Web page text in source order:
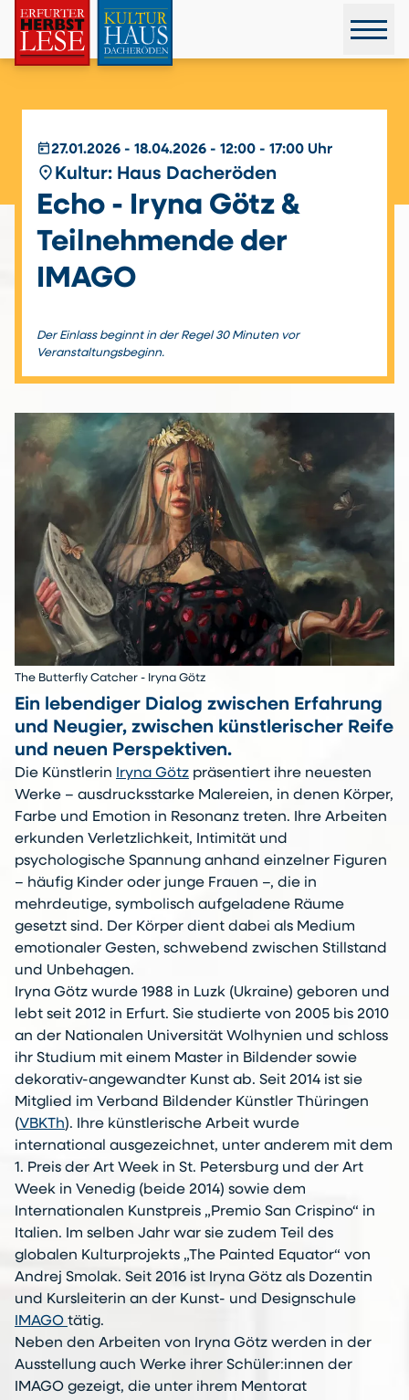
today27.01.2026 - 18.04.2026 - 12:00 - 17:00 Uhr
place Kultur: Haus Dacheröden
Echo - Iryna Götz &
Teilnehmende der
IMAGO
Der Einlass beginnt in der Regel 30 Minuten vor
Veranstaltungsbeginn.
The Butterfly Catcher - Iryna Götz
Ein lebendiger Dialog zwischen Erfahrung
und Neugier, zwischen künstlerischer Reife
und neuen Perspektiven.
Die Künstlerin Iryna Götz präsentiert ihre neuesten
Werke – ausdrucksstarke Malereien, in denen Körper,
Farbe und Emotion in Resonanz treten. Ihre Arbeiten
erkunden Verletzlichkeit, Intimität und
psychologische Spannung anhand einzelner Figuren
– häufig Kinder oder junge Frauen –, die in
mehrdeutige, symbolisch aufgeladene Räume
gesetzt sind. Der Körper dient dabei als Medium
emotionaler Gesten, schwebend zwischen Stillstand
und Unbehagen.
Iryna Götz wurde 1988 in Luzk (Ukraine) geboren und
lebt seit 2012 in Erfurt. Sie studierte von 2005 bis 2010
an der Nationalen Universität Wolhynien und schloss
ihr Studium mit einem Master in Bildender sowie
dekorativ-angewandter Kunst ab. Seit 2014 ist sie
Mitglied im Verband Bildender Künstler Thüringen
(VBKTh). Ihre künstlerische Arbeit wurde
international ausgezeichnet, unter anderem mit dem
1. Preis der Art Week in St. Petersburg und der Art
Week in Venedig (beide 2014) sowie dem
Internationalen Kunstpreis „Premio San Crispino“ in
Italien. Im selben Jahr war sie zudem Teil des
globalen Kulturprojekts „The Painted Equator“ von
Andrej Smolak. Seit 2016 ist Iryna Götz als Dozentin
und Kursleiterin an der Kunst- und Designschule
IMAGO tätig.
Neben den Arbeiten von Iryna Götz werden in der
Ausstellung auch Werke ihrer Schüler:innen der
IMAGO gezeigt, die unter ihrem Mentorat